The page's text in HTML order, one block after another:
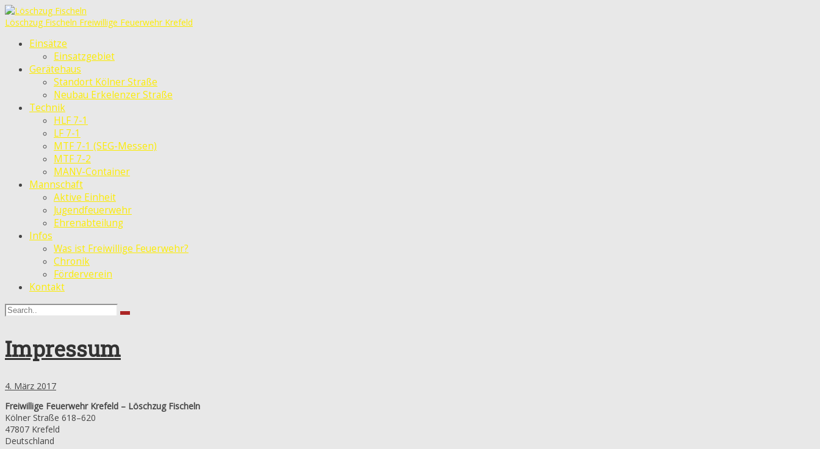
Löschzug Fischeln Freiwillige Feuerwehr Krefeld
Einsätze
Einsatzgebiet
Gerätehaus
Standort Kölner Straße
Neubau Erkelenzer Straße
Technik
HLF 7-1
LF 7-1
MTF 7-1 (SEG-Messen)
MTF 7-2
MANV-Container
Mannschaft
Aktive Einheit
Jugendfeuerwehr
Ehrenabteilung
Infos
Was ist Freiwillige Feuerwehr?
Chronik
Förderverein
Kontakt
Impressum
4. März 2017
Freiwillige Feuerwehr Krefeld – Löschzug Fischeln
Kölner Straße 618–620
47807 Krefeld
Deutschland